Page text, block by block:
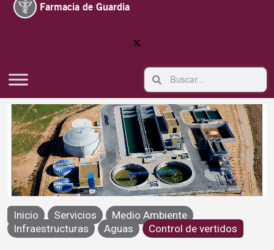
Farmacia de Guardia
Search Search
Control de vertidos
Inicio Servicios
Medio Ambiente
Infraestructuras
Aguas Control de vertidos